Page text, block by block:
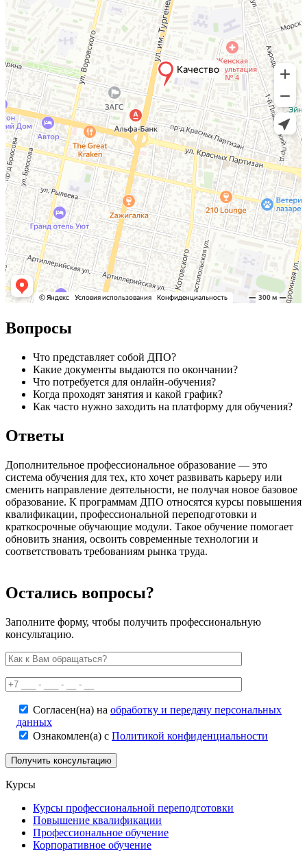
Вопросы
Что представляет собой ДПО?
Какие документы выдаются по окончании?
Что потребуется для онлайн-обучения?
Когда проходят занятия и какой график?
Как часто нужно заходить на платформу для обучения?
Ответы
Дополнительное профессиональное образование — это
система обучения для тех, кто хочет развивать карьеру или
сменить направление деятельности, не получая новое базовое
образование. К программам ДПО относятся курсы повышения
квалификации, профессиональной переподготовки и
краткосрочные обучающие модули. Такое обучение помогает
обновить знания, освоить современные технологии и
соответствовать требованиям рынка труда.
Остались вопросы?
Заполните форму, чтобы получить профессиональную
консультацию.
Согласен(на) на обработку и передачу персональных
данных
Ознакомлен(а) с Политикой конфиденциальности
Курсы
Курсы профессиональной переподготовки
Повышение квалификации
Профессиональное обучение
Корпоративное обучение